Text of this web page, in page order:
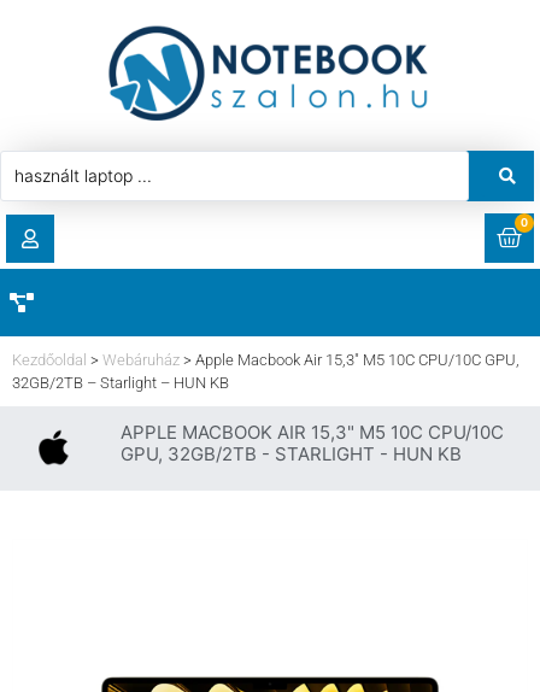
LETÖLTÉSEK
CÍMEK
0
HASZNÁLT LAPTOP
AKCIÓ
Kezdőoldal > Webáruház > Apple Macbook Air 15,3″ M5 10C CPU/10C GPU,
32GB/2TB – Starlight – HUN KB
APPLE MACBOOK AIR 15,3" M5 10C CPU/10C
GPU, 32GB/2TB - STARLIGHT - HUN KB